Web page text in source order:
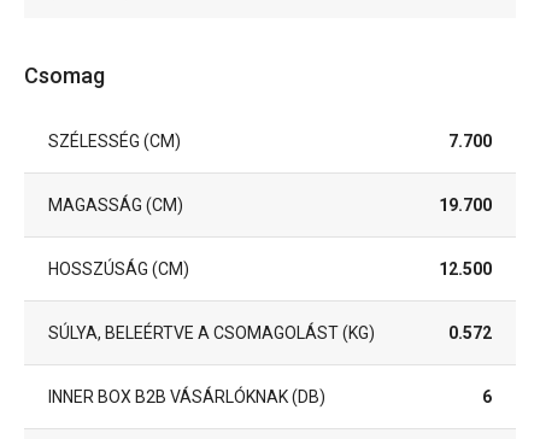
Csomag
SZÉLESSÉG (CM) 7.700
MAGASSÁG (CM) 19.700
HOSSZÚSÁG (CM) 12.500
SÚLYA, BELEÉRTVE A CSOMAGOLÁST (KG) 0.572
INNER BOX B2B VÁSÁRLÓKNAK (DB) 6